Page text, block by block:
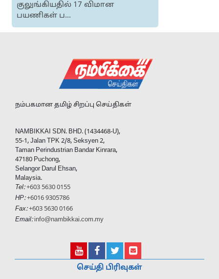
குலுங்கியதில் 17 விமான
பயணிகள் ப...
நம்பகமான தமிழ் சிறப்பு செய்திகள்
NAMBIKKAI SDN. BHD. (1434468-U),
55-1, Jalan TPK 2/8, Seksyen 2,
Taman Perindustrian Bandar Kinrara,
47180 Puchong,
Selangor Darul Ehsan,
Malaysia.
Tel:+603 5630 0155
HP:+6016 9305786
Fax: +603 5630 0166
Email: info@nambikkai.com.my
செய்தி பிரிவுகள்